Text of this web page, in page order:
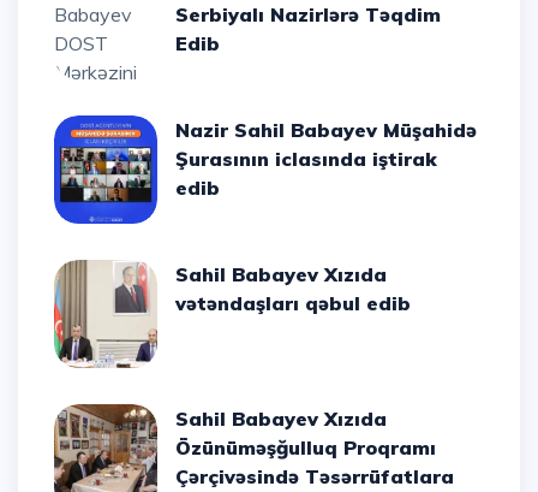
Serbiyalı Nazirlərə Təqdim
Edib
Nazir Sahil Babayev Müşahidə
Şurasının iclasında iştirak
edib
Sahil Babayev Xızıda
vətəndaşları qəbul edib
Sahil Babayev Xızıda
Özünüməşğulluq Proqramı
Çərçivəsində Təsərrüfatlara